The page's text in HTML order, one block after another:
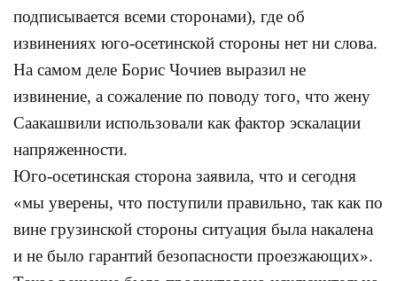
подписывается всеми сторонами), где об
извинениях юго-осетинской стороны нет ни слова.
На самом деле Борис Чочиев выразил не
извинение, а сожаление по поводу того, что жену
Саакашвили использовали как фактор эскалации
напряженности.
Юго-осетинская сторона заявила, что и сегодня
«мы уверены, что поступили правильно, так как по
вине грузинской стороны ситуация была накалена
и не было гарантий безопасности проезжающих».